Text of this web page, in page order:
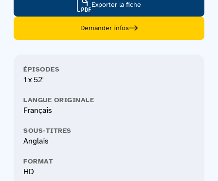
Exporter la fiche
Demander infos
ÉPISODES
1 x 52'
LANGUE ORIGINALE
Français
SOUS-TITRES
Anglais
FORMAT
HD